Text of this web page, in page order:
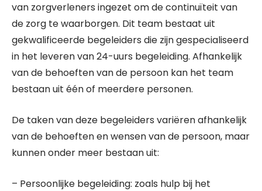
van zorgverleners ingezet om de continuïteit van
de zorg te waarborgen. Dit team bestaat uit
gekwalificeerde begeleiders die zijn gespecialiseerd
in het leveren van 24-uurs begeleiding. Afhankelijk
van de behoeften van de persoon kan het team
bestaan uit één of meerdere personen.
De taken van deze begeleiders variëren afhankelijk
van de behoeften en wensen van de persoon, maar
kunnen onder meer bestaan uit:
– Persoonlijke begeleiding: zoals hulp bij het